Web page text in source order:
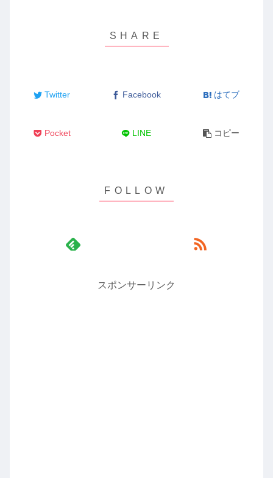
Twitter Facebook はてブ
Pocket LINE コピー
スポンサーリンク